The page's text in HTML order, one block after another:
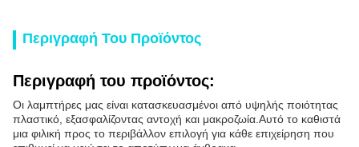
Περιγραφή Του Προϊόντος
Περιγραφή του προϊόντος:
Οι λαμπτήρες μας είναι κατασκευασμένοι από υψηλής ποιότητας
πλαστικό, εξασφαλίζοντας αντοχή και μακροζωία.Αυτό το καθιστά
μια φιλική προς το περιβάλλον επιλογή για κάθε επιχείρηση που